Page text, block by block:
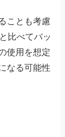
ことも考慮
比べてバッ
使用を想定
なる可能性